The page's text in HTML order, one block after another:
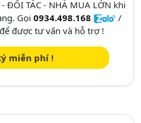
ĐỐI TÁC - NHÀ MUA LỚN khi
Gọi 0934.498.168
/
để được tư vấn và hỗ trợ !
miễn phí !